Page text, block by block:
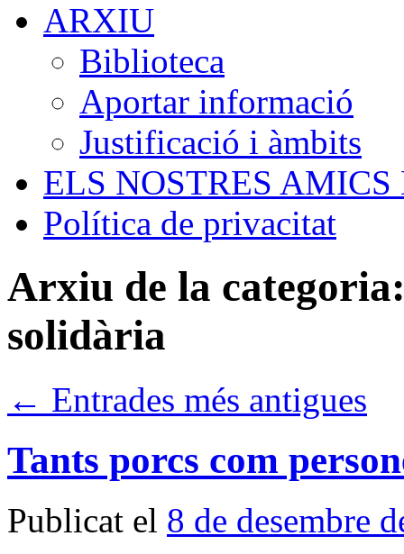
ARXIU
Biblioteca
Aportar informació
Justificació i àmbits
ELS NOSTRES
Política de privacitat
Arxiu de la
solidària
← Entrades més antigues
Tants porcs com
Publicat el 8 de desembre